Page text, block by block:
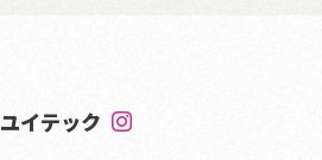
ユイテック